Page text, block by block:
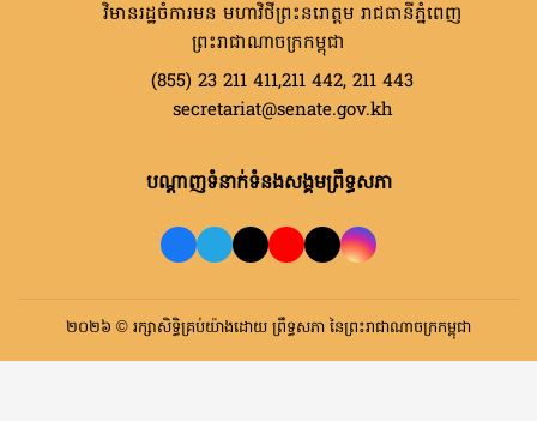
វិមានរដ្ឋចំការមន មហាវិថីព្រះនរោត្តម រាជធានីភ្នំពេញ
ព្រះរាជាណាចក្រកម្ពុជា
(855) 23 211 411,211 442, 211 443
secretariat@senate.gov.kh
បណ្តាញទំនាក់ទំនងសង្គមព្រឹទ្ធសភា
២០២៦ © រក្សាសិទ្ធិគ្រប់យ៉ាងដោយ ព្រឹទ្ធសភា នៃព្រះរាជាណាចក្រកម្ពុជា